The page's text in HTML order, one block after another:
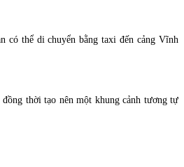
có thể di chuyển bằng taxi đến cảng Vĩnh
thời tạo nên một khung cảnh tương tự